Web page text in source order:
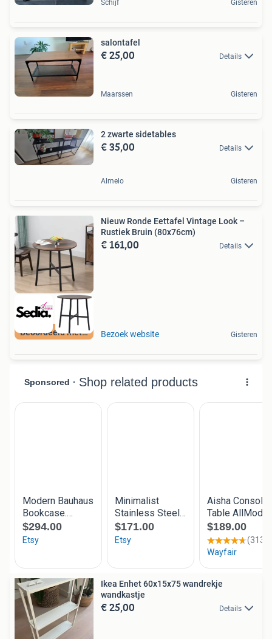
Schijf Gisteren
salontafel
€ 25,00 Details
Maarssen Gisteren
2 zwarte sidetables
€ 35,00 Details
Almelo Gisteren
Beoordeeld met 9+
Nieuw Ronde Eettafel Vintage Look –
Rustiek Bruin (80x76cm)
€ 161,00 Details
Bezoek website Gisteren
Ikea Enhet 60x15x75 wandrekje
wandkastje
€ 25,00 Details